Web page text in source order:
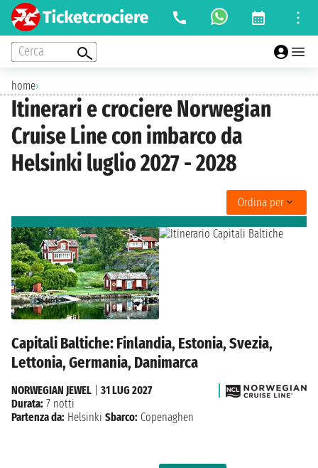
Cerca
home›
Itinerari e crociere Norwegian
Cruise Line con imbarco da
Helsinki luglio 2027 - 2028
Ordina per
Capitali Baltiche: Finlandia, Estonia, Svezia,
Lettonia, Germania, Danimarca
NORWEGIAN JEWEL
31 LUG 2027
Durata: 7 notti
Partenza da: Helsinki Sbarco: Copenaghen